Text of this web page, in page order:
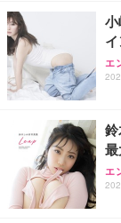
エ
最
エ